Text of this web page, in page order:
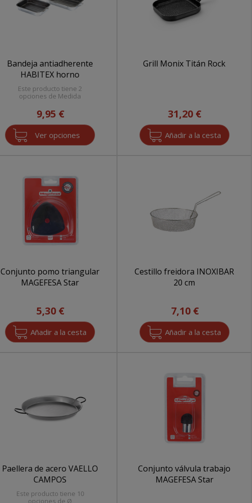
Bandeja antiadherente
HABITEX horno
Este producto tiene 2
opciones de Medida
9,95 €
Ver opciones
Grill Monix Titán Rock
31,20 €
Conjunto pomo triangular
MAGEFESA Star
5,30 €
Cestillo freidora INOXIBAR
20 cm
7,10 €
Paellera de acero VAELLO
CAMPOS
Este producto tiene 10
opciones de Ø
Conjunto válvula trabajo
MAGEFESA Star